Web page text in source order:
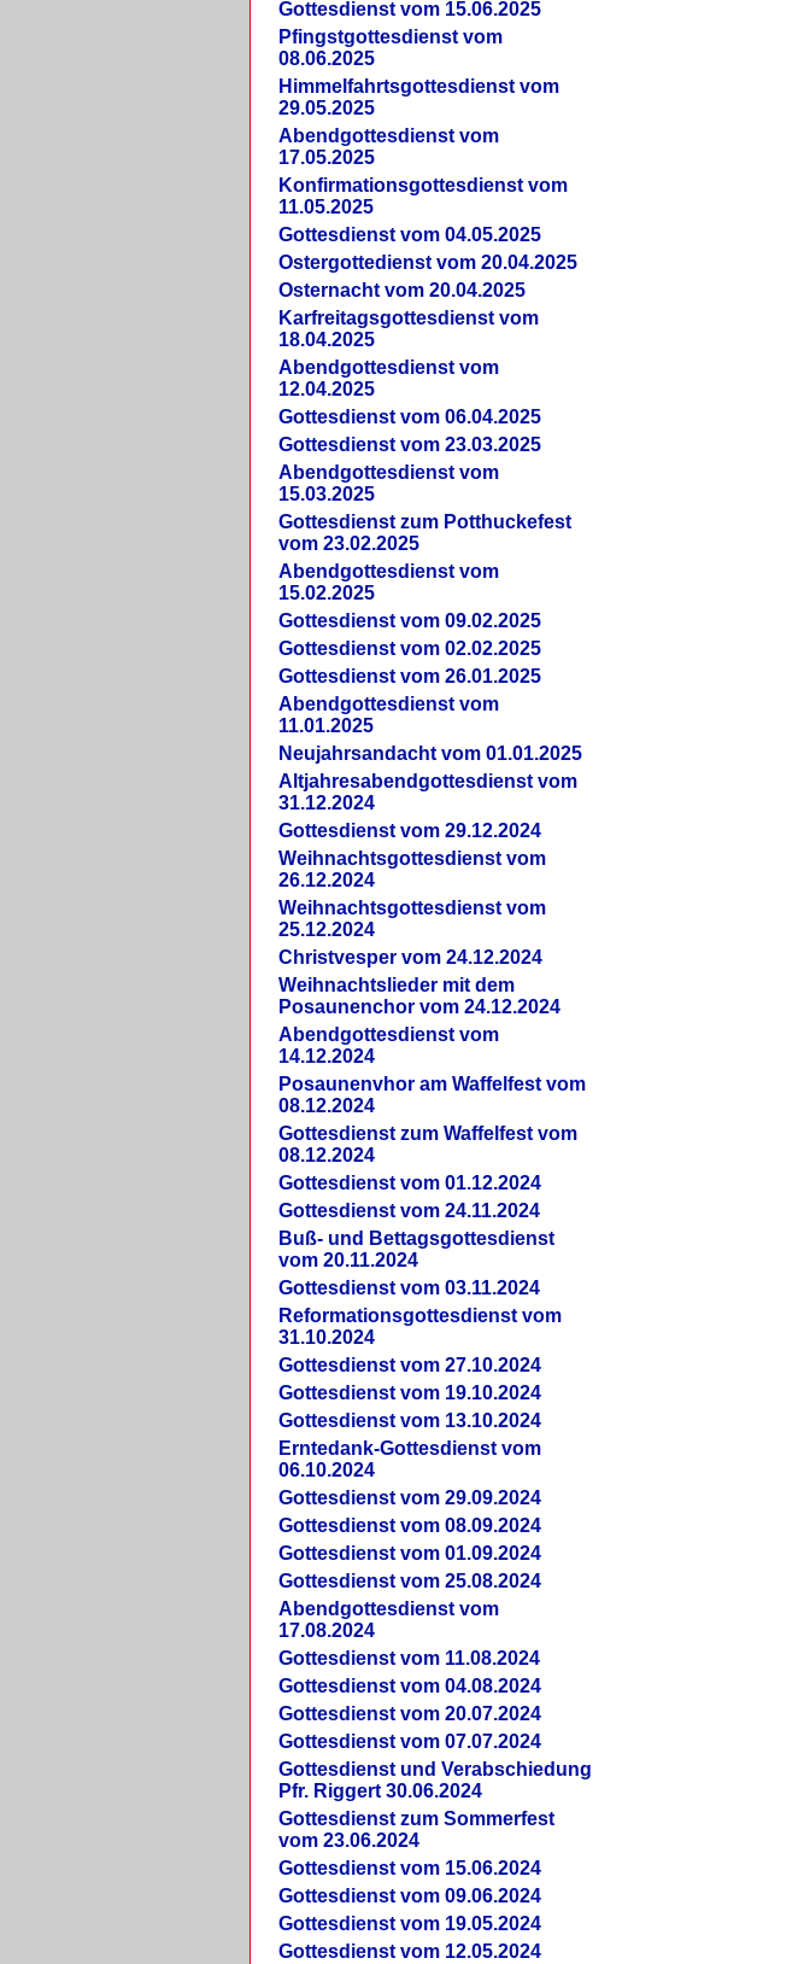
Gottesdienst vom 15.06.2025
Pfingstgottesdienst vom
08.06.2025
Himmelfahrtsgottesdienst vom
29.05.2025
Abendgottesdienst vom
17.05.2025
Konfirmationsgottesdienst vom
11.05.2025
Gottesdienst vom 04.05.2025
Ostergottedienst vom 20.04.2025
Osternacht vom 20.04.2025
Karfreitagsgottesdienst vom
18.04.2025
Abendgottesdienst vom
12.04.2025
Gottesdienst vom 06.04.2025
Gottesdienst vom 23.03.2025
Abendgottesdienst vom
15.03.2025
Gottesdienst zum Potthuckefest
vom 23.02.2025
Abendgottesdienst vom
15.02.2025
Gottesdienst vom 09.02.2025
Gottesdienst vom 02.02.2025
Gottesdienst vom 26.01.2025
Abendgottesdienst vom
11.01.2025
Neujahrsandacht vom 01.01.2025
Altjahresabendgottesdienst vom
31.12.2024
Gottesdienst vom 29.12.2024
Weihnachtsgottesdienst vom
26.12.2024
Weihnachtsgottesdienst vom
25.12.2024
Christvesper vom 24.12.2024
Weihnachtslieder mit dem
Posaunenchor vom 24.12.2024
Abendgottesdienst vom
14.12.2024
Posaunenvhor am Waffelfest vom
08.12.2024
Gottesdienst zum Waffelfest vom
08.12.2024
Gottesdienst vom 01.12.2024
Gottesdienst vom 24.11.2024
Buß- und Bettagsgottesdienst
vom 20.11.2024
Gottesdienst vom 03.11.2024
Reformationsgottesdienst vom
31.10.2024
Gottesdienst vom 27.10.2024
Gottesdienst vom 19.10.2024
Gottesdienst vom 13.10.2024
Erntedank-Gottesdienst vom
06.10.2024
Gottesdienst vom 29.09.2024
Gottesdienst vom 08.09.2024
Gottesdienst vom 01.09.2024
Gottesdienst vom 25.08.2024
Abendgottesdienst vom
17.08.2024
Gottesdienst vom 11.08.2024
Gottesdienst vom 04.08.2024
Gottesdienst vom 20.07.2024
Gottesdienst vom 07.07.2024
Gottesdienst und Verabschiedung
Pfr. Riggert 30.06.2024
Gottesdienst zum Sommerfest
vom 23.06.2024
Gottesdienst vom 15.06.2024
Gottesdienst vom 09.06.2024
Gottesdienst vom 19.05.2024
Gottesdienst vom 12.05.2024